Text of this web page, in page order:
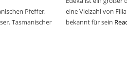
Pfeffer,
Tasmanischer
eine Vielzahl von
bekannt für sein